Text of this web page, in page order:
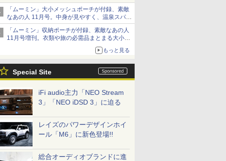
か、注目ブランドコラボが実現
「ムーミン」大小メッシュポーチが付録、素敵
なあの人 11月号。中身が見やすく、温泉スパに
も使える
「ムーミン」収納ポーチが付録、素敵なあの人
11月号増刊。衣類や旅の必需品まとまる大小2
もっと見る
Special Site
iFi audio主力「NEO Stream
3」「NEO iDSD 3」に迫る
レイズのパワーデザインホイ
ール「M6」に新色登場!!
総合オーディオブランドに進